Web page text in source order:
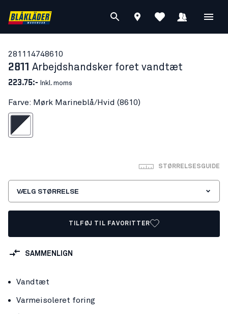
281114748610
2811 Arbejdshandsker foret vandtæt
223.75:- Inkl. moms
Farve: Mørk Marineblå/Hvid (8610)
Marineblå/Hvid
STØRRELSESGUIDE
VÆLG STØRRELSE
TILFØJ TIL FAVORITTER
SAMMENLIGN
Vandtæt
Varmeisoleret foring